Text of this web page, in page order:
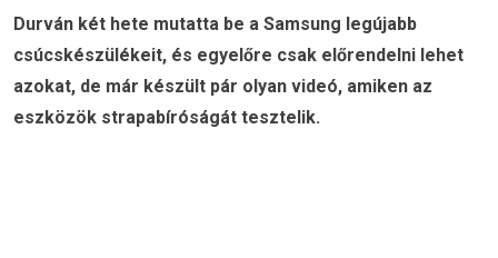
Durván két hete mutatta be a Samsung legújabb
csúcskészülékeit, és egyelőre csak előrendelni lehet
azokat, de már készült pár olyan videó, amiken az
eszközök strapabíróságát tesztelik.